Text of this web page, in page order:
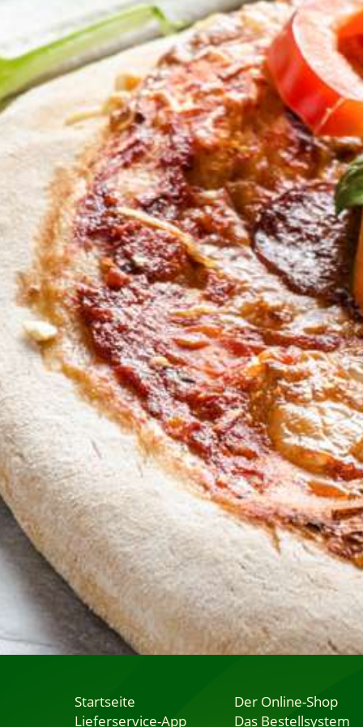
Startseite
Lieferservice-App
Der Online-Shop
Das Bestellsystem